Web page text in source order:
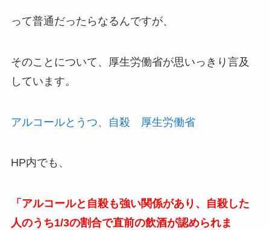
って普通だったらなるんですが、
そのことについて、厚生労働省が思いっきり言及
しています。
アルコールとうつ、自殺 厚生労働省
HP内でも、
「アルコールと自殺も強い関係があり、自殺した
人のうち1/3の割合で直前の飲酒が認められま